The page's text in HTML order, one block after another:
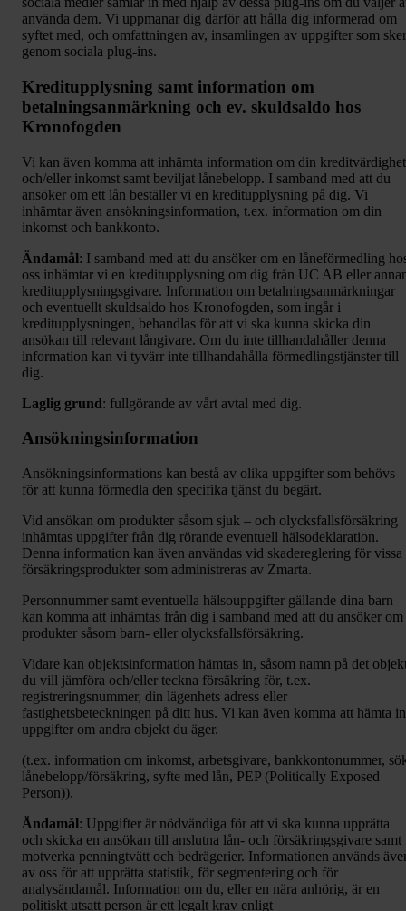
använda dem. Vi uppmanar dig därför att hålla dig informerad om
syftet med, och omfattningen av, insamlingen av uppgifter som sker
genom sociala plug-ins.
Kreditupplysning samt information om
betalningsanmärkning och ev. skuldsaldo hos
Kronofogden
Vi kan även komma att inhämta information om din kreditvärdighet
och/eller inkomst samt beviljat lånebelopp. I samband med att du
ansöker om ett lån beställer vi en kreditupplysning på dig. Vi
inhämtar även ansökningsinformation, t.ex. information om din
inkomst och bankkonto.
Ändamål: I samband med att du ansöker om en låneförmedling
oss inhämtar vi en kreditupplysning om dig från UC AB eller
kreditupplysningsgivare. Information om betalningsanmärkningar
och eventuellt skuldsaldo hos Kronofogden, som ingår i
kreditupplysningen, behandlas för att vi ska kunna skicka din
ansökan till relevant långivare. Om du inte tillhandahåller denna
information kan vi tyvärr inte tillhandahålla förmedlingstjänster till
dig.
Laglig grund: fullgörande av vårt avtal med dig.
Ansökningsinformation
Ansökningsinformations kan bestå av olika uppgifter som behövs
för att kunna förmedla den specifika tjänst du begärt.
Vid ansökan om produkter såsom sjuk – och olycksfallsförsäkring
inhämtas uppgifter från dig rörande eventuell hälsodeklaration.
Denna information kan även användas vid skadereglering för vissa
försäkringsprodukter som administreras av Zmarta.
Personnummer samt eventuella hälsouppgifter gällande dina barn
kan komma att inhämtas från dig i samband med att du ansöker om
produkter såsom barn- eller olycksfallsförsäkring.
Vidare kan objektsinformation hämtas in, såsom namn på det
du vill jämföra och/eller teckna försäkring för, t.ex.
registreringsnummer, din lägenhets adress eller
fastighetsbeteckningen på ditt hus. Vi kan även komma att hämta in
uppgifter om andra objekt du äger.
(t.ex. information om inkomst, arbetsgivare, bankkontonummer,
lånebelopp/försäkring, syfte med lån, PEP (Politically Exposed
Person)).
Ändamål: Uppgifter är nödvändiga för att vi ska kunna upprätta
och skicka en ansökan till anslutna lån- och försäkringsgivare samt
motverka penningtvätt och bedrägerier. Informationen används
av oss för att upprätta statistik, för segmentering och för
analysändamål. Information om du, eller en nära anhörig, är en
politiskt utsatt person är ett legalt krav enligt